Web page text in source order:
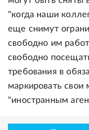
"когда наши
еще снимут
свободно им
свободно
требования в
маркировать
"иностранным